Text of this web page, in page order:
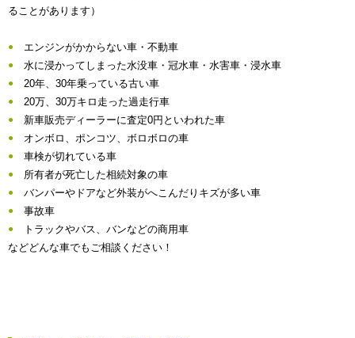
ることがあります）
エンジンがかからない車・不動車
水に浸かってしまった水没車・冠水車・水害車・浸水車
20年、30年乗っている古い車
20万、30万キロ走った過走行車
新車販売ディーラーに査定0円といわれた車
オンボロ、ポンコツ、ボロボロの車
車検が切れている車
所有者が死亡した相続対象の車
バンパーやドアなど外装がへこんだりキズが多い車
事故車
トラックやバス、バンなどの商用車
などどんな車でもご相談ください！